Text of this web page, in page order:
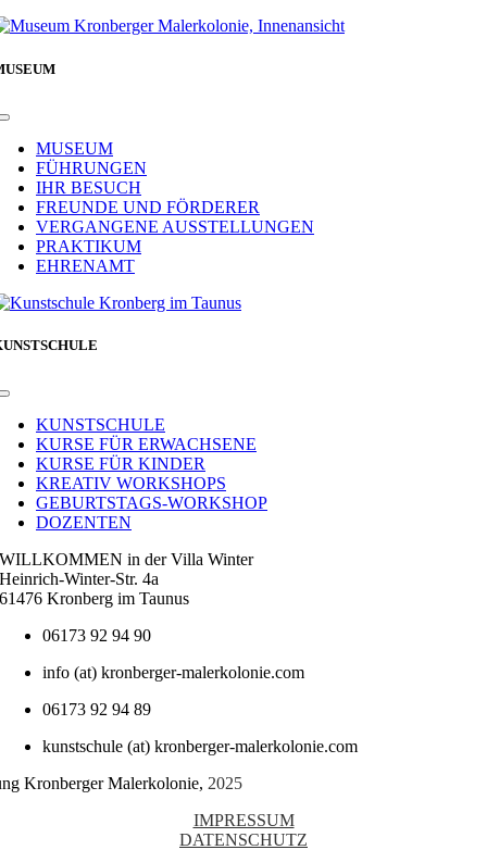
Toggle
NavigationMUSEUM
FÜHRUNGEN
IHR BESUCH
FREUNDE UND FÖRDERER
VERGANGENE AUSSTELLUNGEN
PRAKTIKUM
EHRENAMT
Toggle
NavigationKUNSTSCHULE
KURSE FÜR ERWACHSENE
KURSE FÜR KINDER
KREATIV WORKSHOPS
GEBURTSTAGS-WORKSHOP
DOZENTEN
WILLKOMMEN in der Villa Winter
Heinrich-Winter-Str. 4a
61476 Kronberg im Taunus
06173 92 94 90
info (at) kronberger-malerkolonie.com
06173 92 94 89
kunstschule (at) kronberger-malerkolonie.com
Kronberger Malerkolonie, 2025
IMPRESSUM
DATENSCHUTZ